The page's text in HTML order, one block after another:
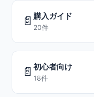
📄 購入ガイド
20件
📄 初心者向け
18件